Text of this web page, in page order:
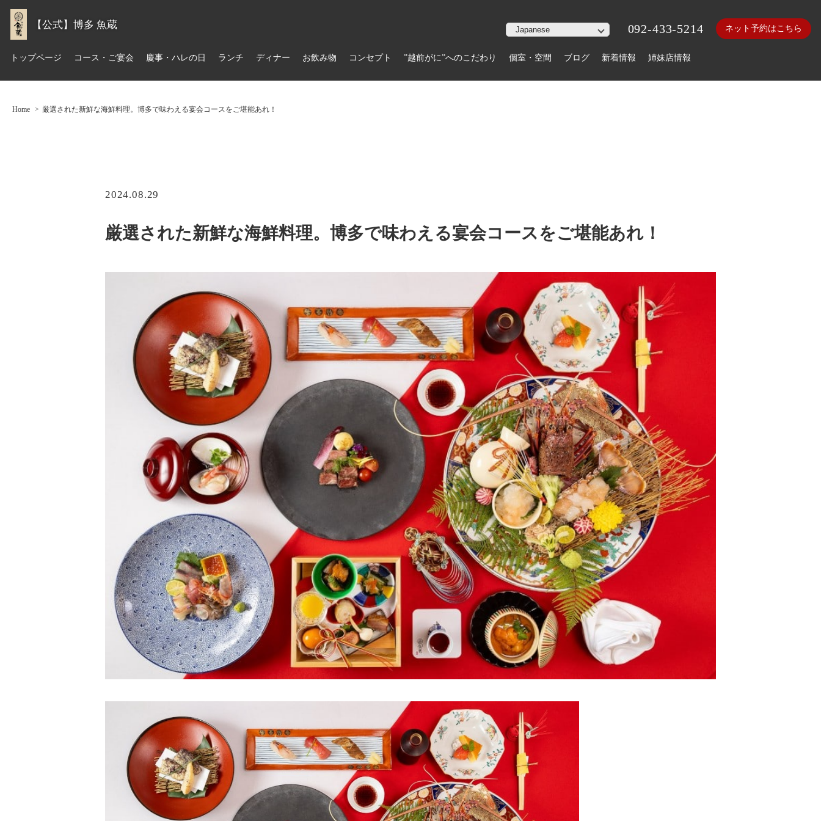
【公式】博多 魚蔵
トップページ コース・ご宴会 慶事・ハレの日 ランチ ディナー お飲み物 コンセプト ”越前がに”へのこだわり 個室・空間 ブログ 新着情報 姉妹店情報
092-433-5214 ネット予約はこちら
Home 厳選された新鮮な海鮮料理。博多で味わえる宴会コースをご堪能あれ！
2024.08.29
厳選された新鮮な海鮮料理。博多で味わえる宴会コースをご堪能あれ！